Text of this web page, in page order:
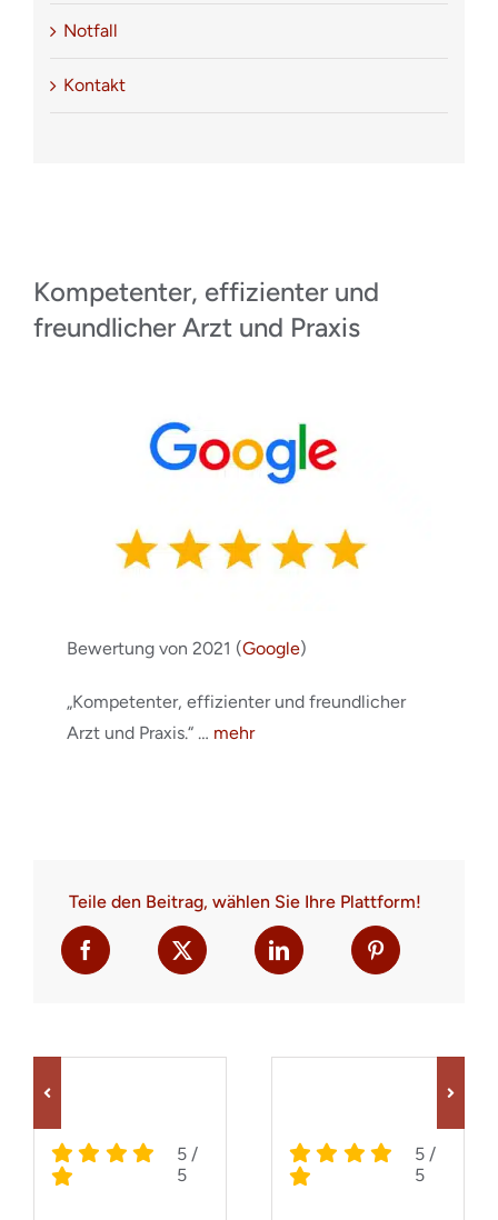
Notfall
Kontakt
Kompetenter, effizienter und
freundlicher Arzt und Praxis
Bewertung von 2021 (Google)
„Kompetenter, effizienter und freundlicher
Arzt und Praxis.“ … mehr
Teile den Beitrag, wählen Sie Ihre Plattform!
5 /
5
5 /
5